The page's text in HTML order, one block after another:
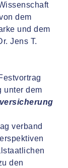
dem
und dem
Jens T.
unter dem
verband
den